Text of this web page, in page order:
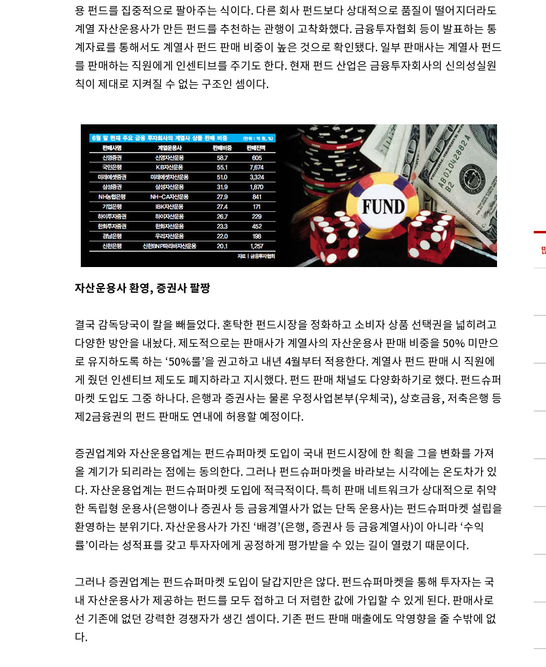
용 펀드를 집중적으로 팔아주는 식이다. 다른 회사 펀드보다 상대적으로 품질이 떨어지더라도
계열 자산운용사가 만든 펀드를 추천하는 관행이 고착화했다. 금융투자협회 등이 발표하는 통
계자료를 통해서도 계열사 펀드 판매 비중이 높은 것으로 확인됐다. 일부 판매사는 계열사 펀드
를 판매하는 직원에게 인센티브를 주기도 한다. 현재 펀드 산업은 금융투자회사의 신의성실원
칙이 제대로 지켜질 수 없는 구조인 셈이다.
자산운용사 환영, 증권사 팔짱
결국 감독당국이 칼을 빼들었다. 혼탁한 펀드시장을 정화하고 소비자 상품 선택권을 넓히려고
다양한 방안을 내놨다. 제도적으로는 판매사가 계열사의 자산운용사 판매 비중을 50% 미만으
로 유지하도록 하는 ‘50%룰’을 권고하고 내년 4월부터 적용한다. 계열사 펀드 판매 시 직원에
게 줬던 인센티브 제도도 폐지하라고 지시했다. 펀드 판매 채널도 다양화하기로 했다. 펀드슈퍼
마켓 도입도 그중 하나다. 은행과 증권사는 물론 우정사업본부(우체국), 상호금융, 저축은행 등
제2금융권의 펀드 판매도 연내에 허용할 예정이다.
증권업계와 자산운용업계는 펀드슈퍼마켓 도입이 국내 펀드시장에 한 획을 그을 변화를 가져
올 계기가 되리라는 점에는 동의한다. 그러나 펀드슈퍼마켓을 바라보는 시각에는 온도차가 있
다. 자산운용업계는 펀드슈퍼마켓 도입에 적극적이다. 특히 판매 네트워크가 상대적으로 취약
한 독립형 운용사(은행이나 증권사 등 금융계열사가 없는 단독 운용사)는 펀드슈퍼마켓 설립을
환영하는 분위기다. 자산운용사가 가진 ‘배경’(은행, 증권사 등 금융계열사)이 아니라 ‘수익
률’이라는 성적표를 갖고 투자자에게 공정하게 평가받을 수 있는 길이 열렸기 때문이다.
그러나 증권업계는 펀드슈퍼마켓 도입이 달갑지만은 않다. 펀드슈퍼마켓을 통해 투자자는 국
내 자산운용사가 제공하는 펀드를 모두 접하고 더 저렴한 값에 가입할 수 있게 된다. 판매사로
선 기존에 없던 강력한 경쟁자가 생긴 셈이다. 기존 펀드 판매 매출에도 악영향을 줄 수밖에 없
다.